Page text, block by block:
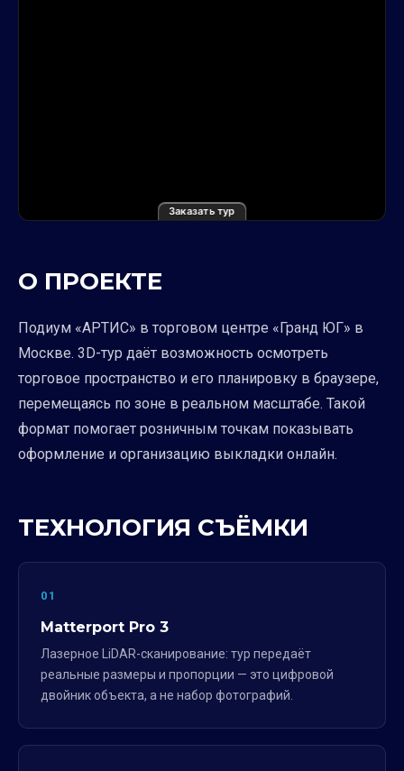
Заказать тур
О ПРОЕКТЕ
Подиум «АРТИС» в торговом центре «Гранд ЮГ» в
Москве. 3D-тур даёт возможность осмотреть
торговое пространство и его планировку в браузере,
перемещаясь по зоне в реальном масштабе. Такой
формат помогает розничным точкам показывать
оформление и организацию выкладки онлайн.
ТЕХНОЛОГИЯ СЪЁМКИ
01
Matterport Pro 3
Лазерное LiDAR-сканирование: тур передаёт
реальные размеры и пропорции — это цифровой
двойник объекта, а не набор фотографий.